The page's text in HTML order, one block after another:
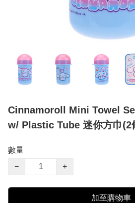
Cinnamoroll Mini Towel
w/ Plastic Tube 迷你方巾(2
數量
−
+
加至購物車